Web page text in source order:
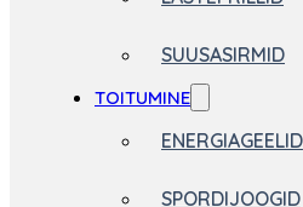
SUUSASIRMID
TOITUMINE
ENERGIAGEELID
SPORDIJOOGID